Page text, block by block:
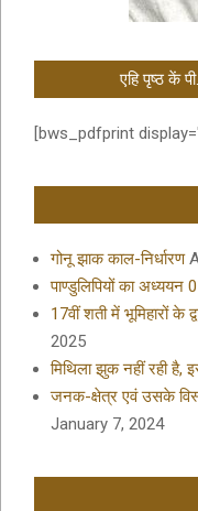
एहि पृष्ठ कें
[bws_pdfprint
गोनू झाक काल-निर्धारण
पाण्डुलिपियों का अध्ययन
17वीं शती में भूमिहारों के
2025
मिथिला झुक नहीं रही है,
जनक-क्षेत्र एवं उसके
January 7, 2024